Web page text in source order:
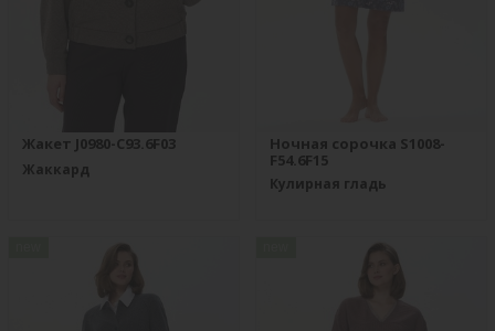
Жакет J0980-C93.6F03
Жаккард
Ночная сорочка S1008-
F54.6F15
Кулирная гладь